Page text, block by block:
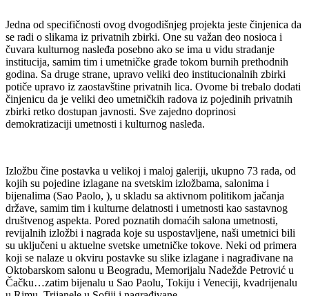
Jedna od specifičnosti ovog dvogodišnjeg projekta jeste činjenica da
se radi o slikama iz privatnih zbirki. One su važan deo nosioca i
čuvara kulturnog nasleđa posebno ako se ima u vidu stradanje
institucija, samim tim i umetničke građe tokom burnih prethodnih
godina. Sa druge strane, upravo veliki deo institucionalnih zbirki
potiče upravo iz zaostavštine privatnih lica. Ovome bi trebalo dodati
činjenicu da je veliki deo umetničkih radova iz pojedinih privatnih
zbirki retko dostupan javnosti. Sve zajedno doprinosi
demokratizaciji umetnosti i kulturnog nasleđa.
Izložbu čine postavka u velikoj i maloj galeriji, ukupno 73 rada, od
kojih su pojedine izlagane na svetskim izložbama, salonima i
bijenalima (Sao Paolo, ), u skladu sa aktivnom politikom jačanja
države, samim tim i kulturne delatnosti i umetnosti kao sastavnog
društvenog aspekta. Pored poznatih domaćih salona umetnosti,
revijalnih izložbi i nagrada koje su uspostavljene, naši umetnici bili
su uključeni u aktuelne svetske umetničke tokove. Neki od primera
koji se nalaze u okviru postavke su slike izlagane i nagrađivane na
Oktobarskom salonu u Beogradu, Memorijalu Nadežde Petrović u
Čačku…zatim bijenalu u Sao Paolu, Tokiju i Veneciji, kvadrijenalu